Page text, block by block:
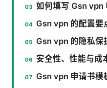
如何填写 Gsn vpn
Gsn vpn 的配置要
Gsn vpn 的隐私保
安全性、性能与成
Gsn vpn 申请书模